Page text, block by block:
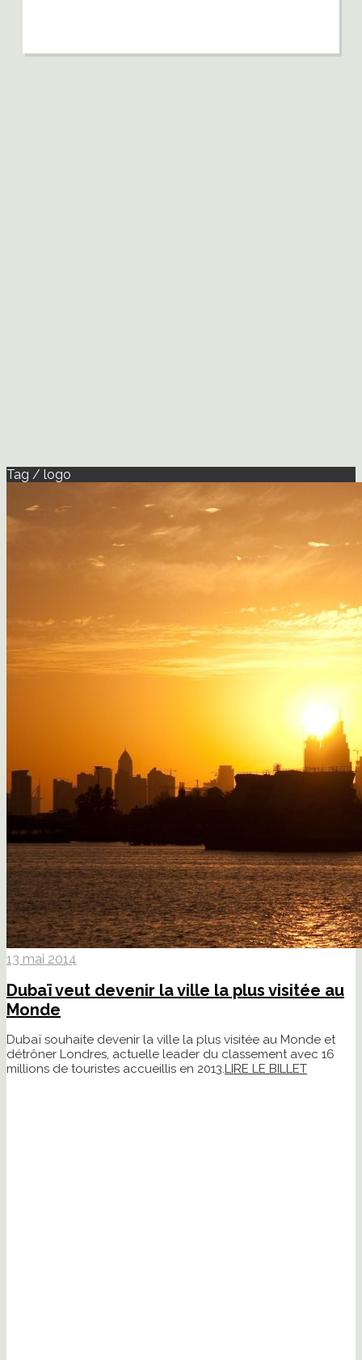
Tag / logo
13 mai 2014
Dubaï veut devenir la ville la plus visitée au
Monde
Dubaï souhaite devenir la ville la plus visitée au Monde et
détrôner Londres, actuelle leader du classement avec 16
millions de touristes accueillis en 2013.LIRE LE BILLET